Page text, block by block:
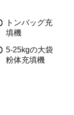
トンバッグ充
填機
5-25kgの大袋
粉体充填機